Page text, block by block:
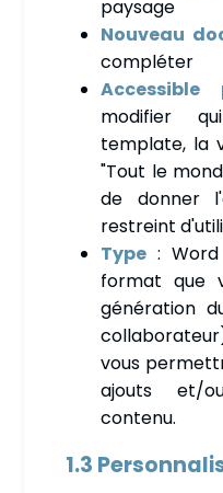
paysage
Nouveau
compléter
modifier
template, la
"Tout le
de donner
restreint
Type :
format que
génération
vous
ajouts et/
contenu.
1.3